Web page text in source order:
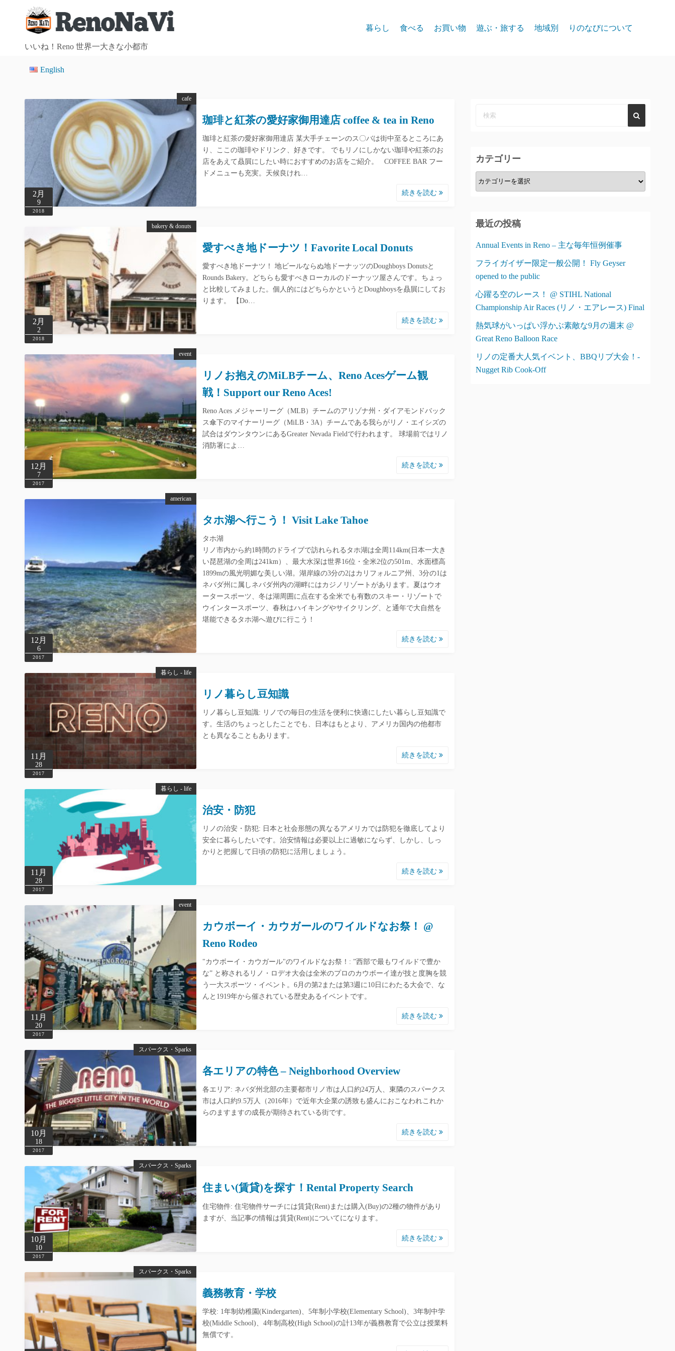
いいね！Reno 世界一大きな小都市
暮らし 食べる お買い物 遊ぶ・旅する 地域別 りのなびについて
English
cafe
2月
9
2018
珈琲と紅茶の愛好家御用達店 coffee & tea in Reno
珈琲と紅茶の愛好家御用達店 某大手チェーンのス〇バは街中至るところにあ
り、ここの珈琲やドリンク、好きです。 でもリノにしかない珈琲や紅茶のお
店をあえて贔屓にしたい時におすすめのお店をご紹介。 COFFEE BAR フー
ドメニューも充実。天候良けれ…
続きを読む
bakery & donuts
2月
2
2018
愛すべき地ドーナツ！Favorite Local Donuts
愛すべき地ドーナツ！ 地ビールならぬ地ドーナッツのDoughboys Donutsと
Rounds Bakery。どちらも愛すべきローカルのドーナッツ屋さんです。ちょっ
と比較してみました。個人的にはどちらかというとDoughboysを贔屓にしてお
ります。 【Do…
続きを読む
event
12月
7
2017
リノお抱えのMiLBチーム、Reno Acesゲーム観
戦！Support our Reno Aces!
Reno Aces メジャーリーグ（MLB）チームのアリゾナ州・ダイアモンドバック
ス傘下のマイナーリーグ（MiLB・3A）チームである我らがリノ・エイシズの
試合はダウンタウンにあるGreater Nevada Fieldで行われます。 球場前ではリノ
消防署によ…
続きを読む
american
12月
6
2017
タホ湖へ行こう！ Visit Lake Tahoe
タホ湖
リノ市内から約1時間のドライブで訪れられるタホ湖は全周114km(日本一大き
い琵琶湖の全周は241km）、最大水深は世界16位・全米2位の501m、水面標高
1899mの風光明媚な美しい湖。湖岸線の3分の2はカリフォルニア州、3分の1は
ネバダ州に属しネバダ州内の湖畔にはカジノリゾートがあります。夏はウオ
ータースポーツ、冬は湖周囲に点在する全米でも有数のスキー・リゾートで
ウインタースポーツ、春秋はハイキングやサイクリング、と通年で大自然を
堪能できるタホ湖へ遊びに行こう！
続きを読む
暮らし - life
11月
28
2017
リノ暮らし豆知識
リノ暮らし豆知識: リノでの毎日の生活を便利に快適にしたい暮らし豆知識で
す。生活のちょっとしたことでも、日本はもとより、アメリカ国内の他都市
とも異なることもあります。
続きを読む
暮らし - life
11月
28
2017
治安・防犯
リノの治安・防犯: 日本と社会形態の異なるアメリカでは防犯を徹底してより
安全に暮らしたいです。治安情報は必要以上に過敏にならず、しかし、しっ
かりと把握して日頃の防犯に活用しましょう。
続きを読む
event
11月
20
2017
カウボーイ・カウガールのワイルドなお祭！ @
Reno Rodeo
"カウボーイ・カウガール"のワイルドなお祭！: ”西部で最もワイルドで豊か
な” と称されるリノ・ロデオ大会は全米のプロのカウボーイ達が技と度胸を競
う一大スポーツ・イベント。6月の第2または第3週に10日にわたる大会で、な
んと1919年から催されている歴史あるイベントです。
続きを読む
スパークス・Sparks
10月
18
2017
各エリアの特色 – Neighborhood Overview
各エリア: ネバダ州北部の主要都市リノ市は人口約24万人、東隣のスパークス
市は人口約9.5万人（2016年）で近年大企業の誘致も盛んにおこなわれこれか
らのますますの成長が期待されている街です。
続きを読む
スパークス・Sparks
10月
10
2017
住まい(賃貸)を探す！Rental Property Search
住宅物件: 住宅物件サーチには賃貸(Rent)または購入(Buy)の2種の物件があり
ますが、当記事の情報は賃貸(Rent)についてになります。
続きを読む
スパークス・Sparks
義務教育・学校
学校: 1年制幼稚園(Kindergarten)、5年制小学校(Elementary School)、3年制中学
校(Middle School)、4年制高校(High School)の計13年が義務教育で公立は授業料
無償です。
カテゴリー
カ
テ
ー
最近の投稿
Annual Events in Reno – 主な毎年恒例催事
フライガイザー限定一般公開！ Fly Geyser
opened to the public
心躍る空のレース！ @ STIHL National
Championship Air Races (リノ・エアレース) Final
熱気球がいっぱい浮かぶ素敵な9月の週末 @
Great Reno Balloon Race
リノの定番大人気イベント、BBQリブ大会！-
Nugget Rib Cook-Off